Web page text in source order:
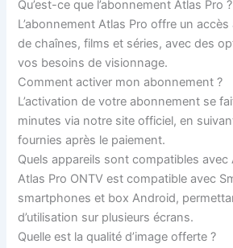
Qu’est-ce que l’abonnement Atlas Pro ?
L’abonnement Atlas Pro offre un
de chaînes, films et séries, avec des
vos besoins de visionnage.
Comment activer mon abonnement ?
L’activation de votre abonnement se
minutes via notre site officiel, en
fournies après le paiement.
Quels appareils sont compatibles avec
Atlas Pro ONTV est compatible avec
smartphones et box Android,
d’utilisation sur plusieurs écrans.
Quelle est la qualité d’image offerte ?